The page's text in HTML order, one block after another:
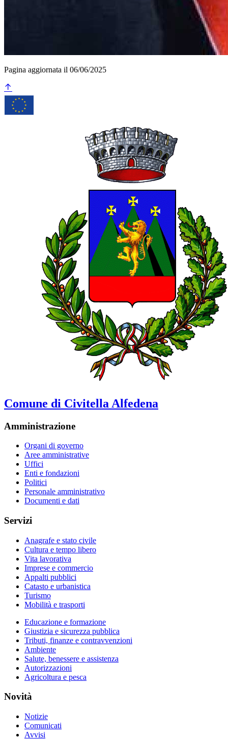
Pagina aggiornata il 06/06/2025
Comune di Civitella Alfedena
Amministrazione
Organi di governo
Aree amministrative
Uffici
Enti e fondazioni
Politici
Personale amministrativo
Documenti e dati
Servizi
Anagrafe e stato civile
Cultura e tempo libero
Vita lavorativa
Imprese e commercio
Appalti pubblici
Catasto e urbanistica
Turismo
Mobilità e trasporti
Educazione e formazione
Giustizia e sicurezza pubblica
Tributi, finanze e contravvenzioni
Ambiente
Salute, benessere e assistenza
Autorizzazioni
Agricoltura e pesca
Novità
Notizie
Comunicati
Avvisi